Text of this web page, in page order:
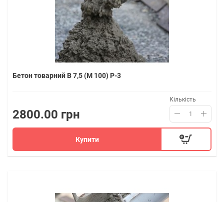
Бетон товарний В 7,5 (M 100) P-3
2800.00 грн
Кількість
Купити